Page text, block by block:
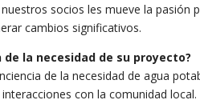
socios les mueve la
cambios significativos.
de la necesidad de su proyecto?
de la necesidad de agua
con la comunidad